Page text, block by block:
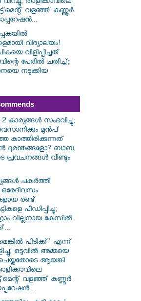
താളിക്കാവിലെ
വളഞ്ഞ് കണ്ണൂർ
വിദ്യാലയം!
വിളിപ്പിച്ചത്
പേരിൽ ചതിച്ച്;
നടുക്കിയ
2 കാര്യങ്ങൾ സംഭവിച്ചു;
മുൻപ്
കാത്തിരിക്കുന്നത്
ദുരന്തങ്ങളോ? ബാബ
പ്രവചനങ്ങൾ വീണ്ടും
പകർത്തി
രണ്ട്
പീഡിപ്പിച്ചു;
വില്ലനായ കേസിൽ
പിടിക്ക്’ എന്ന്
ഒടുവിൽ അമ്മയെ
ആയങ്കി
വളഞ്ഞ് കണ്ണൂർ